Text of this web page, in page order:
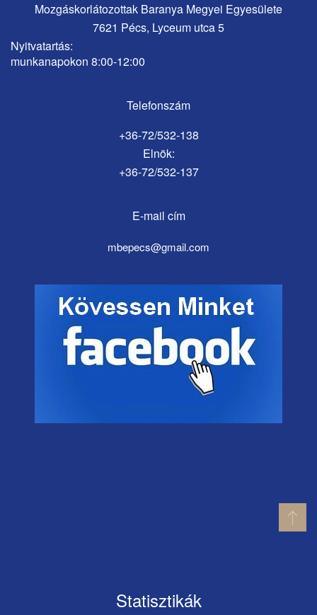
Mozgáskorlátozottak Baranya Megyei Egyesülete
7621 Pécs, Lyceum utca 5
Nyitvatartás:
munkanapokon 8:00-12:00
Telefonszám
+36-72/532-138
Elnök:
+36-72/532-137
E-mail cím
mbepecs@gmail.com
Statisztikák